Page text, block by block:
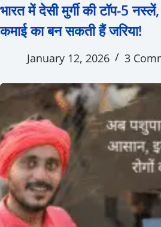
भारत में देसी मुर्गी की टॉप-5
कमाई का बन सकती हैं जरिया!
January 12, 2026 3